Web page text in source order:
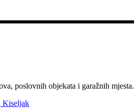
poslovnih objekata i garažnih mjesta.
Kiseljak